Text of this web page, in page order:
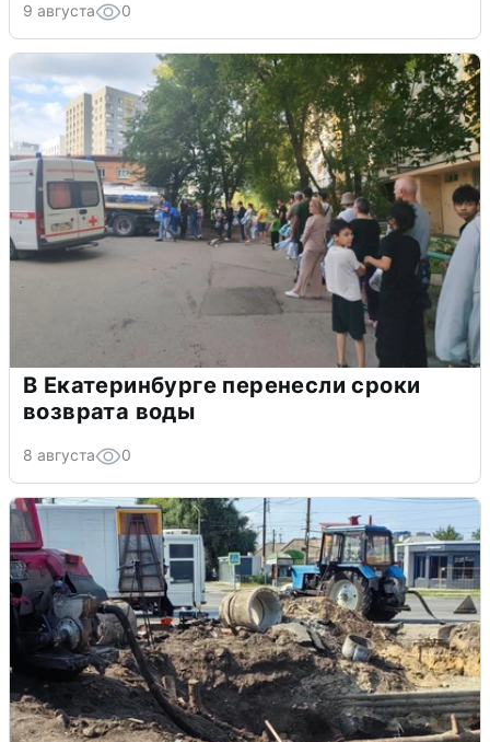
9 августа 0
В Екатеринбурге перенесли сроки
возврата воды
8 августа 0